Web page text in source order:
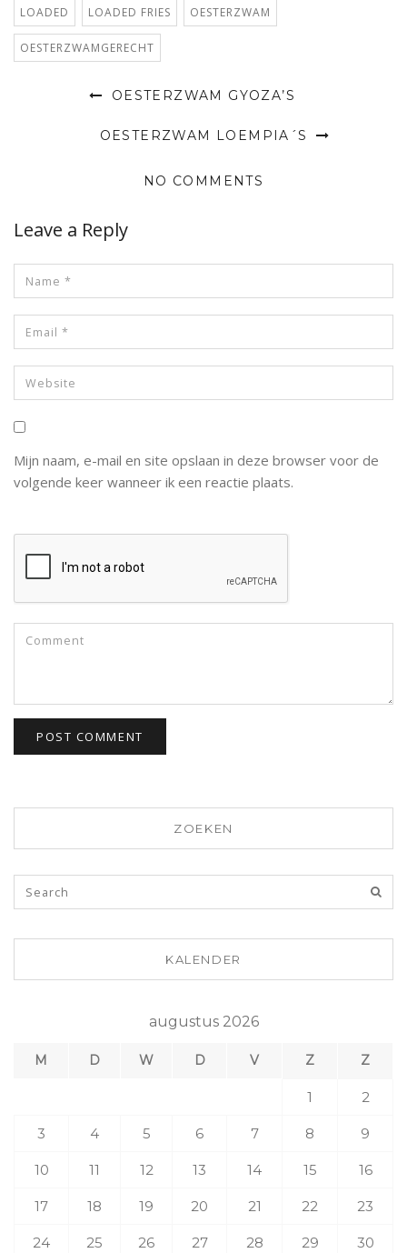
LOADED LOADED FRIES OESTERZWAM
OESTERZWAMGERECHT
OESTERZWAM GYOZA’S
OESTERZWAM LOEMPIA´S
NO COMMENTS
Leave a Reply
Mijn naam, e-mail en site opslaan in deze browser voor de
volgende keer wanneer ik een reactie plaats.
ZOEKEN
KALENDER
augustus 2026
M D W D V Z Z
1 2
3 4 5 6 7 8 9
10 11 12 13 14 15 16
17 18 19 20 21 22 23
24 25 26 27 28 29 30